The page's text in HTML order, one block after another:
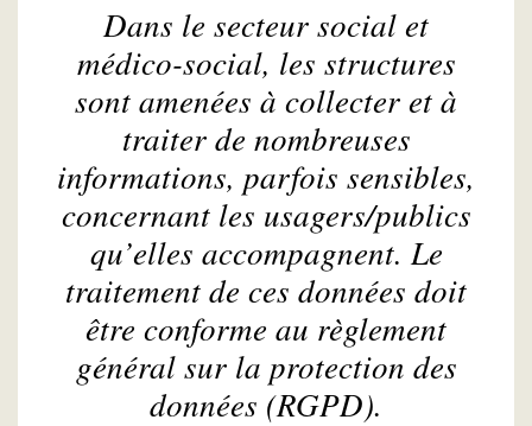
Dans le secteur social et
médico-social, les structures
sont amenées à collecter et à
traiter de nombreuses
informations, parfois sensibles,
concernant les usagers/publics
qu’elles accompagnent. Le
traitement de ces données doit
être conforme au règlement
général sur la protection des
données (RGPD).